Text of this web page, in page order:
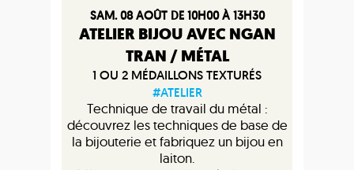
SAM. 08 AOÛT DE 10H00 À 13H30
ATELIER BIJOU AVEC NGAN
TRAN / MÉTAL
1 OU 2 MÉDAILLONS TEXTURÉS
#ATELIER
Technique de travail du métal :
découvrez les techniques de base de
la bijouterie et fabriquez un bijou en
laiton.